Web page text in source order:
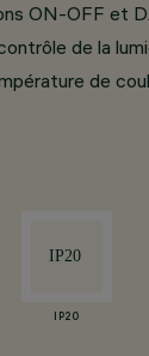
ON-OFF et
de la
de
IP20